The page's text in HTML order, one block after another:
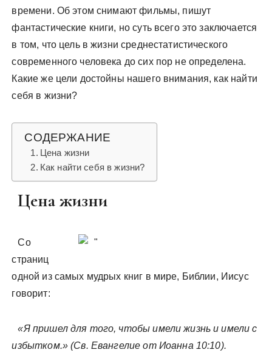
времени. Об этом снимают фильмы, пишут
фантастические книги, но суть всего это заключается
в том, что цель в жизни среднестатистического
современного человека до сих пор не определена.
Какие же цели достойны нашего внимания, как найти
себя в жизни?
СОДЕРЖАНИЕ
Цена жизни
Как найти себя в жизни?
Цена жизни
Со
страниц
одной из самых мудрых книг в мире, Библии, Иисус
говорит:
«Я пришел для того, чтобы имели жизнь и имели с
избытком.» (Св. Евангелие от Иоанна 10:10).